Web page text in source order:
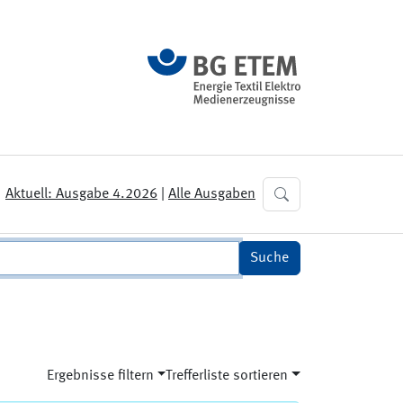
Aktuell: Ausgabe 4.2026 Alle Ausgaben
Ergebnisse filtern Trefferliste sortieren